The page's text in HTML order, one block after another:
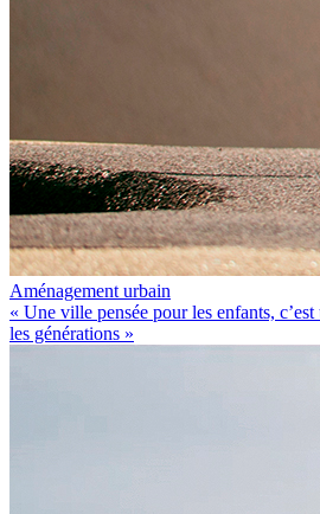
Aménagement urbain
« Une ville pensée pour les enfants,
les générations »